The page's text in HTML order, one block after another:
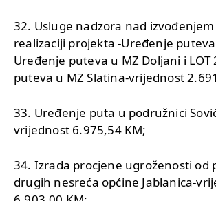
32. Usluge nadzora nad
realizaciji projekta -Uređenje puteva
Uređenje puteva u MZ Doljani i LOT
puteva u MZ Slatina-vrijednost
33. Uređenje puta u podružnici
vrijednost 6.975,54 KM;
34. Izrada procjene ugroženosti od
drugih nesreća općine Jablanica-